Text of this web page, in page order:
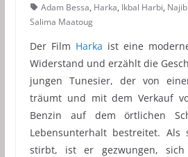
Adam Bessa, Harka, Ikbal Harbi,
Salima Maatoug
Der Film Harka ist eine
Widerstand und erzählt die
jungen Tunesier, der von
träumt und mit dem Verkauf
Benzin auf dem örtlichen
Lebensunterhalt bestreitet. Als
stirbt, ist er gezwungen,